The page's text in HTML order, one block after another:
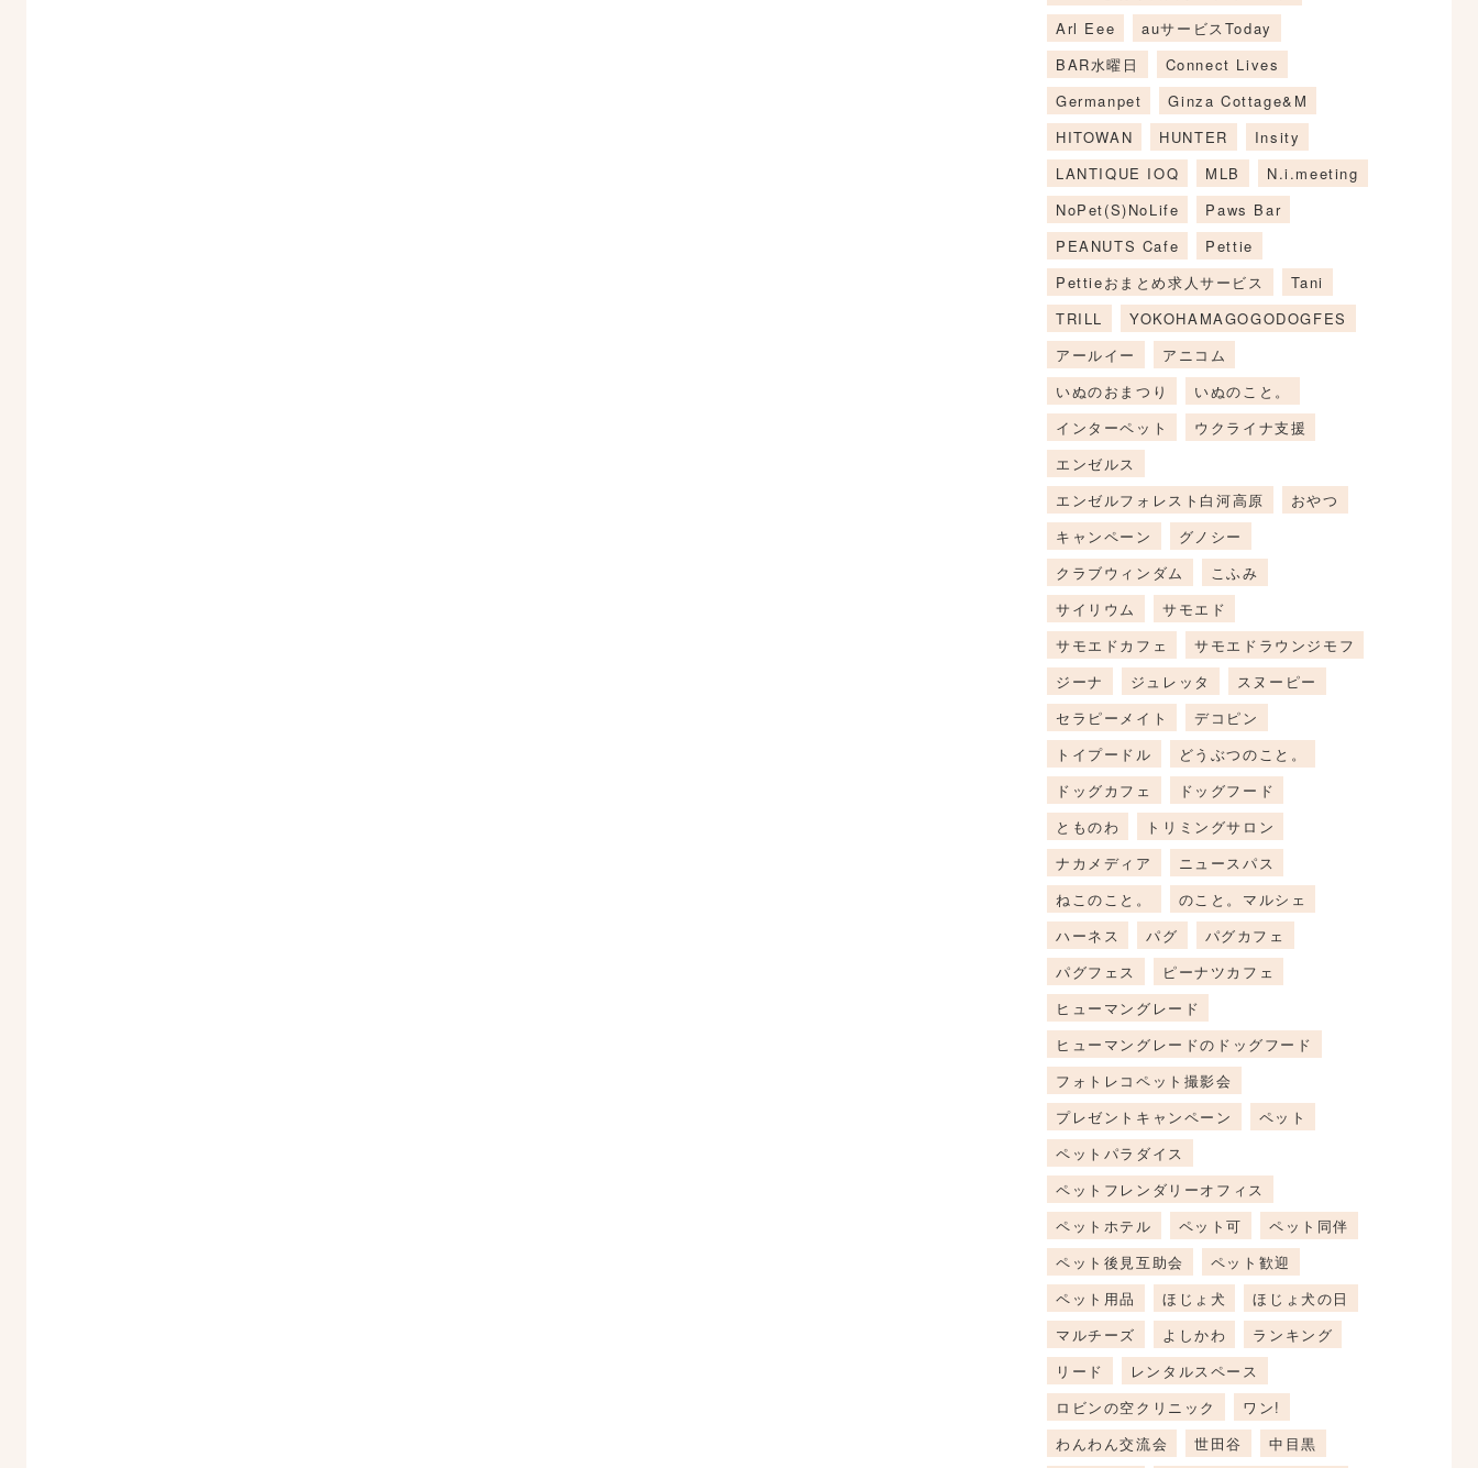
Arl Eee
auサービスToday
BAR水曜日
Connect Lives
Germanpet
Ginza Cottage&M
HITOWAN
HUNTER
Insity
LANTIQUE IOQ
MLB
N.i.meeting
NoPet(S)NoLife
Paws Bar
PEANUTS Cafe
Pettie
Pettieおまとめ求人サービス
Tani
TRILL
YOKOHAMAGOGODOGFES
アールイー
アニコム
いぬのおまつり
いぬのこと。
インターペット
ウクライナ支援
エンゼルス
エンゼルフォレスト白河高原
おやつ
キャンペーン
グノシー
クラブウィンダム
こふみ
サイリウム
サモエド
サモエドカフェ
サモエドラウンジモフ
ジーナ
ジュレッタ
スヌーピー
セラピーメイト
デコピン
トイプードル
どうぶつのこと。
ドッグカフェ
ドッグフード
とものわ
トリミングサロン
ナカメディア
ニュースパス
ねこのこと。
のこと。マルシェ
ハーネス
パグ
パグカフェ
パグフェス
ピーナツカフェ
ヒューマングレード
ヒューマングレードのドッグフード
フォトレコペット撮影会
プレゼントキャンペーン
ペット
ペットパラダイス
ペットフレンダリーオフィス
ペットホテル
ペット可
ペット同伴
ペット後見互助会
ペット歓迎
ペット用品
ほじょ犬
ほじょ犬の日
マルチーズ
よしかわ
ランキング
リード
レンタルスペース
ロビンの空クリニック
ワン!
わんわん交流会
世田谷
中目黒